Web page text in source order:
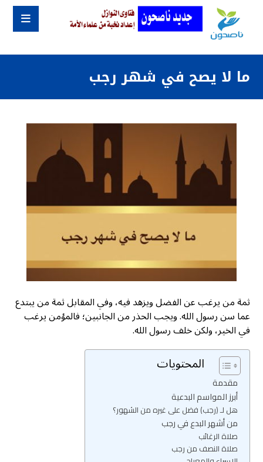
ما لا يصح في شهر رجب
ثمة من يرغب عن الفضل ويزهد فيه، وفي المقابل ثمة من يبتدع
عما سن رسول الله. ويجب الحذر من الجانبين؛ فالمؤمن يرغب
في الخير، ولكن خلف رسول الله.
المحتويات
مقدمة
أبرز المواسم البدعية
هل لـ (رجب) فضل على غيره من الشهور؟
من أشهر البدع في رجب
صلاة الرغائب
صلاة النصف من رجب